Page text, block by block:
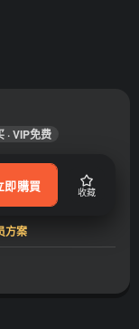
即購買 收藏
· VIP免费
方案